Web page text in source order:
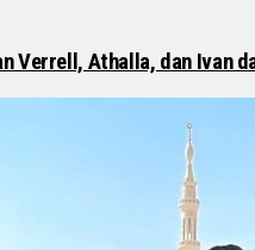
Verrell, Athalla, dan Ivan